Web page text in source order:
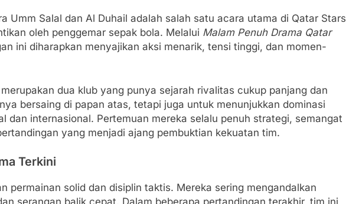
Umm Salal dan Al Duhail adalah salah satu acara utama di Qatar Stars
oleh penggemar sepak bola. Melalui Malam Penuh Drama Qatar
ini diharapkan menyajikan aksi menarik, tensi tinggi, dan momen-
dua klub yang punya sejarah rivalitas cukup panjang dan
bersaing di papan atas, tetapi juga untuk menunjukkan dominasi
dan internasional. Pertemuan mereka selalu penuh strategi, semangat
yang menjadi ajang pembuktian kekuatan tim.
Terkini
permainan solid dan disiplin taktis. Mereka sering mengandalkan